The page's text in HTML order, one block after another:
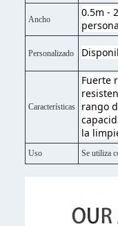
Ancho
0.5m -
Personalizado
Características
Fuerte
rango
la
Uso Se utiliza